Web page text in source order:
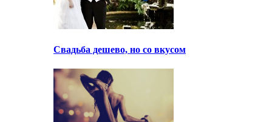
Свадьба дешево, но со вкусом